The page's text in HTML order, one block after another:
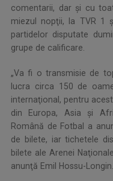
comentarii, dar şi cu
miezul nopţii, la TVR 1
partidelor disputate
grupe de calificare.
„Va fi o transmisie de
lucra circa 150 de
internaţional, pentru
din Europa, Asia şi
Română de Fotbal a
de bilete, iar tichetele
bilete ale Arenei
anunţă Emil Hossu-Longin.